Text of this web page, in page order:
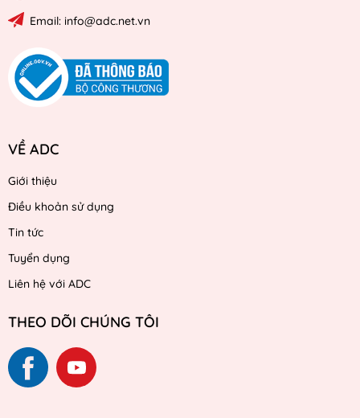
Email: info@adc.net.vn
VỀ ADC
Giới thiệu
Điều khoản sử dụng
Tin tức
Tuyển dụng
Liên hệ với ADC
THEO DÕI CHÚNG TÔI